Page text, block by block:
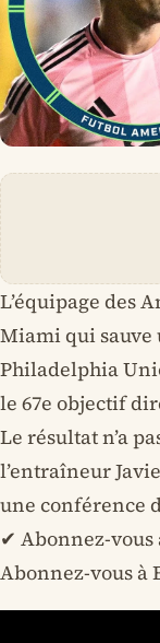
L’équipage des
Miami qui sauve
Philadelphia
le 67e objectif
Le résultat n’a
l’entraîneur
une conférence
✔ Abonnez-vous
Abonnez-vous à